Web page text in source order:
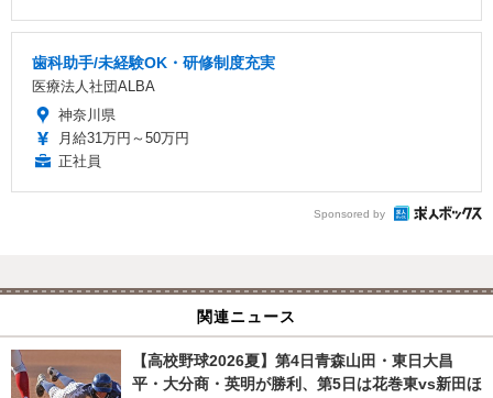
歯科助手/未経験OK・研修制度充実
医療法人社団ALBA
神奈川県
月給31万円～50万円
正社員
Sponsored by
関連ニュース
【高校野球2026夏】第4日青森山田・東日大昌
平・大分商・英明が勝利、第5日は花巻東vs新田ほ